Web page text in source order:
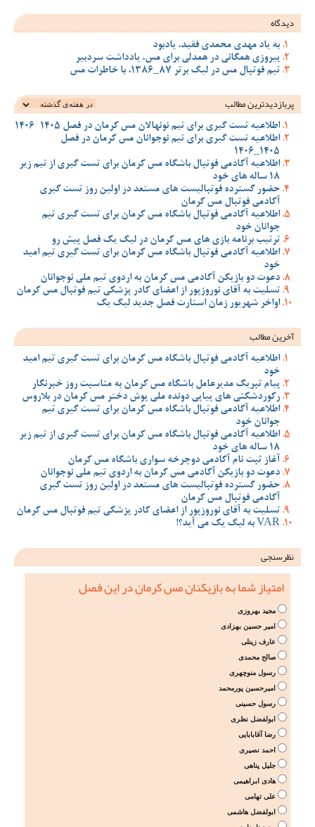
دیدگاه
به یاد مهدی محمدی فقید، یادبود
پیروزی همگانی در همدلی برای مس، یادداشت سردبیر
تیم فوتبال مس در لیگ برتر 87_1386، با خاطرات مس
پربازدیدترین‌ مطالب
اطلاعیه تست گیری برای تیم نونهالان مس کرمان در فصل 1405-1406
اطلاعیه تست گیری برای تیم نوجوانان مس کرمان در فصل
1405_1406
اطلاعیه آکادمی فوتبال باشگاه مس کرمان برای تست گیری از تیم زیر
18 ساله های خود
حضور گسترده فوتبالیست های مستعد در اولین روز تست گیری
آکادمی فوتبال مس کرمان
اطلاعیه آکادمی فوتبال باشگاه مس کرمان برای تست گیری تیم
جوانان خود
ترتیب برنامه بازی های مس کرمان در لیگ یک فصل پیش رو
اطلاعیه آکادمی فوتبال باشگاه مس کرمان برای تست گیری تیم امید
خود
دعوت دو بازیکن آکادمی مس کرمان به اردوی تیم ملی نوجوانان
تسلیت به آقای نوروزپور از اعضای کادر پزشکی تیم فوتبال مس کرمان
اواخر شهریور زمان استارت فصل جدید لیگ یک
آخرین مطالب
اطلاعیه آکادمی فوتبال باشگاه مس کرمان برای تست گیری تیم امید
خود
پیام تبریک مدیرعامل باشگاه مس کرمان به مناسبت روز خبرنگار
رکوردشکنی های پیاپی دونده ملی پوش دختر مس کرمان در بلاروس
اطلاعیه آکادمی فوتبال باشگاه مس کرمان برای تست گیری تیم
جوانان خود
اطلاعیه آکادمی فوتبال باشگاه مس کرمان برای تست گیری از تیم زیر
18 ساله های خود
آغاز ثبت نام آکادمی دوچرخه سواری باشگاه مس کرمان
دعوت دو بازیکن آکادمی مس کرمان به اردوی تیم ملی نوجوانان
حضور گسترده فوتبالیست های مستعد در اولین روز تست گیری
آکادمی فوتبال مس کرمان
تسلیت به آقای نوروزپور از اعضای کادر پزشکی تیم فوتبال مس کرمان
VAR به لیگ یک می آید؟!
نظرسنجی
امتیاز شما به بازیکنان مس کرمان در این فصل
مجید بهروزی
امیر حسین بهزادی
عارف زینلی
صالح محمدی
رسول منوچهری
امیرحسین پورمحمد
رسول حسینی
ابولفضل نظری
رضا آقابابایی
احمد نصیری
جلیل پناهی
هادی ابراهیمی
علی تهامی
ابولفضل هاشمی